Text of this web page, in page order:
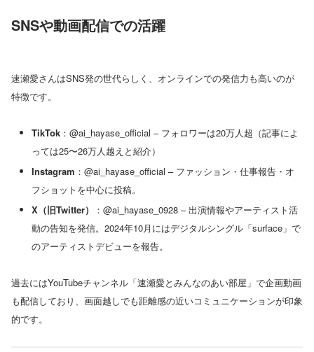
SNSや動画配信での活躍
速瀬愛さんはSNS発の世代らしく、オンラインでの発信力も高いのが
特徴です。
TikTok：@ai_hayase_official – フォロワーは20万人超（記事によ
っては25〜26万人越えと紹介）
Instagram ：@ai_hayase_official – ファッション・仕事報告・オ
フショットを中心に投稿。
X（旧Twitter）
：@ai_hayase_0928 – 出演情報やアーティスト活
動の告知を発信。2024年10月にはデジタルシングル「surface」で
のアーティストデビューを報告。
過去にはYouTubeチャンネル「速瀬愛とみんなのあい部屋」で企画動画
も配信しており、画面越しでも距離感の近いコミュニケーションが印象
的です。